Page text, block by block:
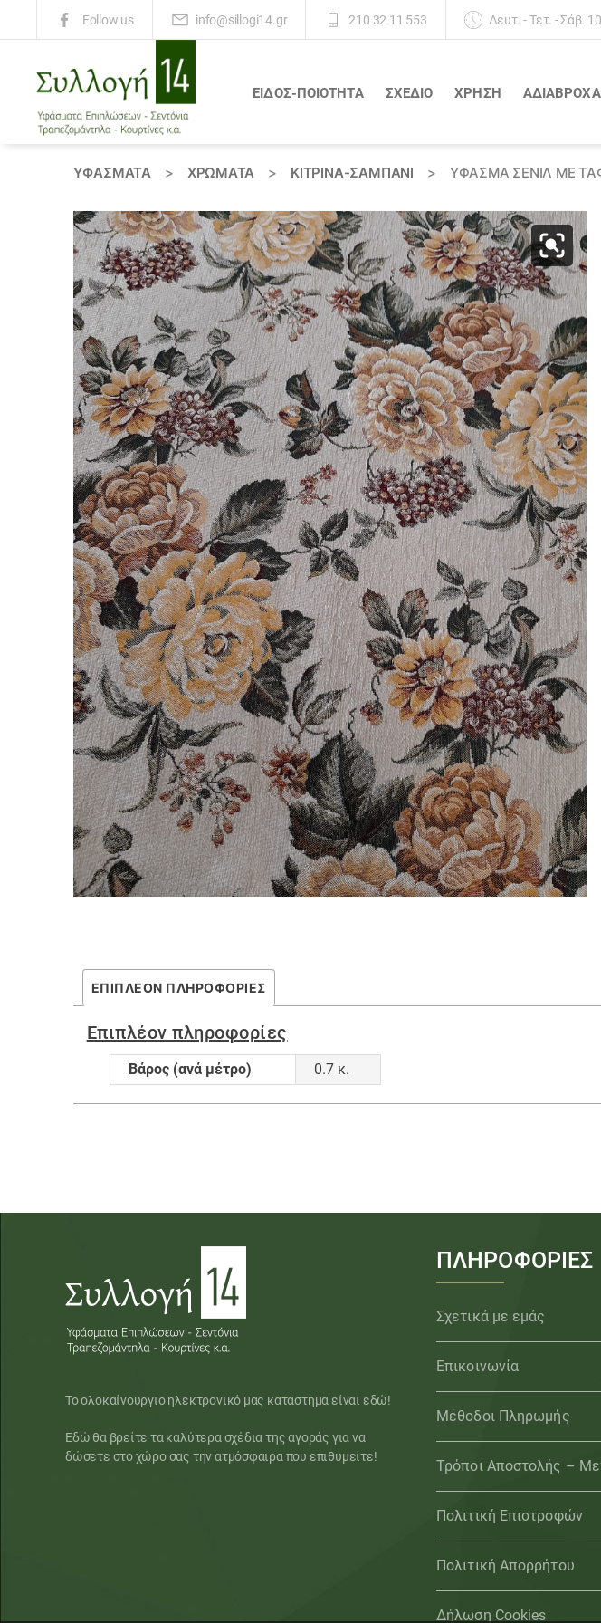
Follow us info@sillogi14.gr 210 32 11 553 Δευτ. - Τετ. - Σάβ.
ΕΙΔΟΣ-ΠΟΙΟΤΗΤΑ ΣΧΕΔΙΟ ΧΡΗΣΗ ΑΔΙΆΒΡΟΧΑ
ΥΦΆΣΜΑΤΑ > ΧΡΏΜΑΤΑ > ΚΙΤΡΙΝΑ-ΣΑΜΠΑΝΙ > ΎΦΑΣΜΑ ΣΕΝΙΛ ΜΕ
ΕΠΙΠΛΈΟΝ ΠΛΗΡΟΦΟΡΊΕΣ
Επιπλέον πληροφορίες
Βάρος (ανά μέτρο) 0.7 κ.
Το ολοκαίνουργιο ηλεκτρονικό μας κατάστημα είναι εδώ!
Εδώ θα βρείτε τα καλύτερα σχέδια της αγοράς για να
δώσετε στο χώρο σας την ατμόσφαιρα που επιθυμείτε!
ΠΛΗΡΟΦΟΡΙΕΣ
Σχετικά με εμάς
Επικοινωνία
Μέθοδοι Πληρωμής
Τρόποι Αποστολής –
Πολιτική Επιστροφών
Πολιτική Απορρήτου
Δήλωση Cookies